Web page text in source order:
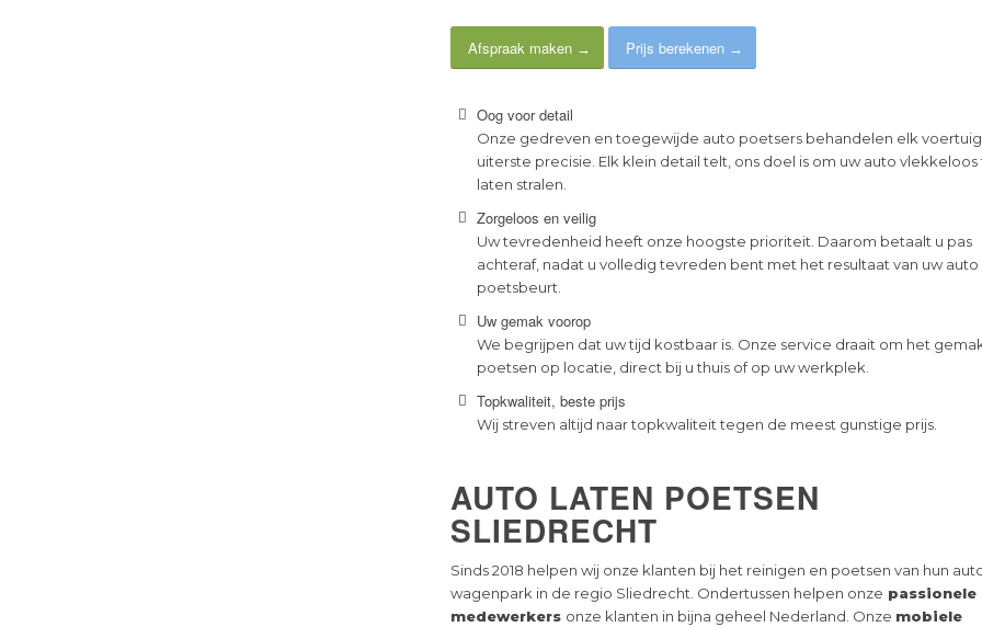
Afspraak maken Prijs berekenen
Oog voor detail
Onze gedreven en toegewijde auto poetsers behandelen elk
uiterste precisie. Elk klein detail telt, ons doel is om uw auto vlekkeloos
laten stralen.
Zorgeloos en veilig
Uw tevredenheid heeft onze hoogste prioriteit. Daarom betaalt u pas
achteraf, nadat u volledig tevreden bent met het resultaat van uw auto
poetsbeurt.
Uw gemak voorop
We begrijpen dat uw tijd kostbaar is. Onze service draait om het
poetsen op locatie, direct bij u thuis of op uw werkplek.
Topkwaliteit, beste prijs
Wij streven altijd naar topkwaliteit tegen de meest gunstige prijs.
AUTO LATEN POETSEN
SLIEDRECHT
Sinds 2018 helpen wij onze klanten bij het reinigen en poetsen van hun
wagenpark in de regio Sliedrecht. Ondertussen helpen onze passionele
medewerkers onze klanten in bijna geheel Nederland. Onze mobiele